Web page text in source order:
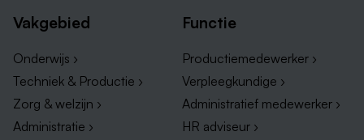
Vakgebied
Onderwijs ›
Techniek & Productie ›
Zorg & welzijn ›
Administratie ›
Functie
Productiemedewerker ›
Verpleegkundige ›
Administratief medewerker ›
HR adviseur ›